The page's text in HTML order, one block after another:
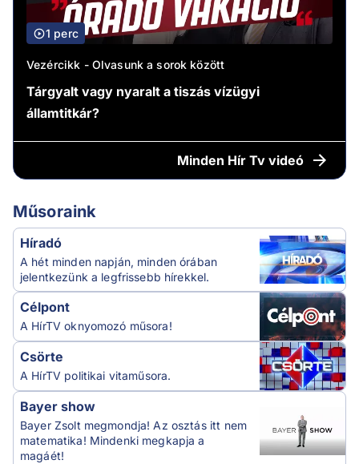
1 perc
Vezércikk - Olvasunk a sorok között
Tárgyalt vagy nyaralt a tiszás vízügyi
államtitkár?
Minden Hír Tv videó
Műsoraink
Híradó
A hét minden napján, minden órában
jelentkezünk a legfrissebb hírekkel.
Célpont
A HírTV oknyomozó műsora!
Csörte
A HírTV politikai vitaműsora.
Bayer show
Bayer Zsolt megmondja! Az osztás itt nem
matematika! Mindenki megkapja a
magáét!